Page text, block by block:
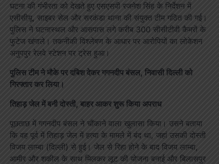
घटना की गंभीरता को देखते हुए एसएसपी रजनेश सिंह के निर्देशन में
एसीसीयू, साइबर सेल और सरकंडा थाना की संयुक्त टीम गठित की गई।
पुलिस ने घटनास्थल और आसपास लगे करीब 300 सीसीटीवी कैमरों के
फुटेज खंगाले। तकनीकी विश्लेषण के आधार पर आरोपियों का लोकेशन
अनुपपुर रेलवे स्टेशन पर ट्रेस हुआ।
पुलिस टीम ने मौके पर दबिश देकर गगनदीप बंसल, निवासी दिल्ली को
गिरफ्तार कर लिया।
तिहाड़ जेल में बनी दोस्ती, बाहर आकर शुरू किया अपराध
पूछताछ में गगनदीप बंसल ने चौंकाने वाला खुलासा किया। उसने बताया
कि वह पूर्व में तिहाड़ जेल में हत्या के मामले में बंद था, जहां उसकी दोस्ती
विजय लाम्बा (दिल्ली) से हुई। जेल से रिहा होने के बाद विजय लाम्बा,
आमीर और शकील के साथ मिलकर लूट की योजना बनाई और बिलासपुर